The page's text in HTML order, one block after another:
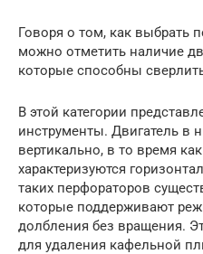
Говоря о том, как выбрать
можно отметить наличие
которые способны
В этой категории
инструменты. Двигатель в
вертикально, в то время
характеризуются
таких перфораторов
которые поддерживают
долбления без вращения.
для удаления кафельной